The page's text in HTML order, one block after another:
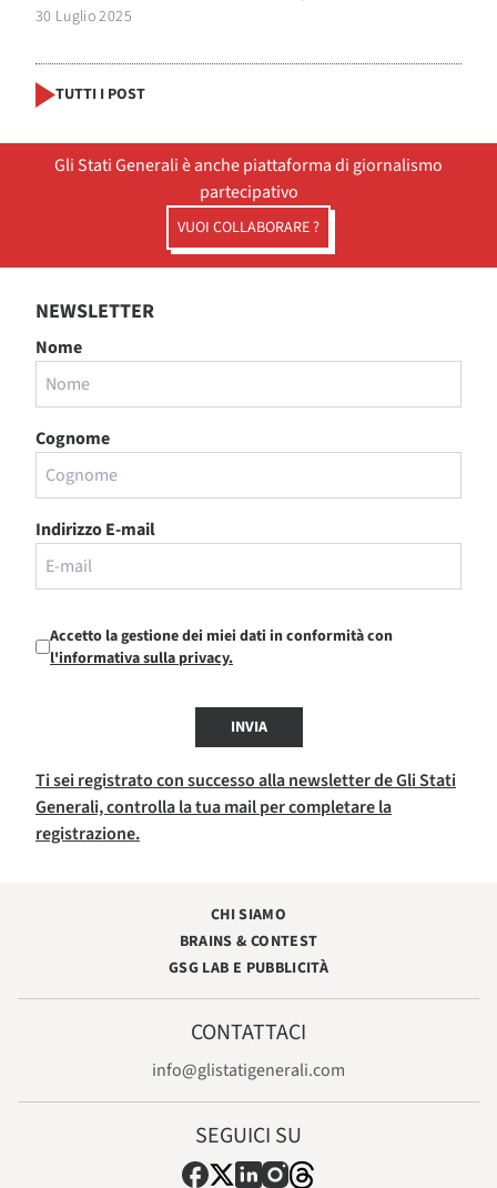
30 Luglio 2025
TUTTI I POST
Gli Stati Generali è anche piattaforma di giornalismo
partecipativo
VUOI COLLABORARE ?
NEWSLETTER
Nome
Cognome
Indirizzo E-mail
Accetto la gestione dei miei dati in conformità con
l'informativa sulla privacy.
INVIA
Ti sei registrato con successo alla newsletter de Gli Stati
Generali, controlla la tua mail per completare la
registrazione.
CHI SIAMO
BRAINS & CONTEST
GSG LAB E PUBBLICITÀ
CONTATTACI
info@glistatigenerali.com
SEGUICI SU